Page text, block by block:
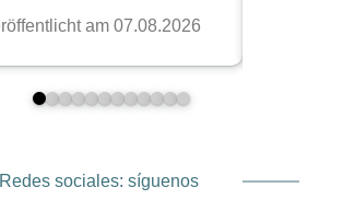
Redes sociales: síguenos